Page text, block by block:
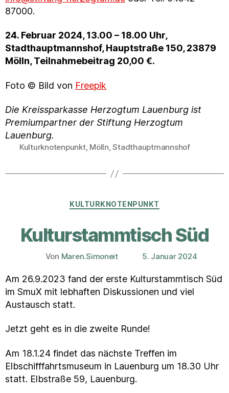
87000.
24. Februar 2024, 13.00 – 18.00 Uhr,
Stadthauptmannshof, Hauptstraße 150, 23879
Mölln, Teilnahmebeitrag 20,00 €.
Foto © Bild von Freepik
Die Kreissparkasse Herzogtum Lauenburg ist
Premiumpartner der Stiftung Herzogtum
Lauenburg.
Schlagwörter
Kulturknotenpunkt, Mölln,Stadthauptmannshof
Kategorien
KULTURKNOTENPUNKT
Kulturstammtisch Süd
Beitragsautor
Von Maren.Simoneit Veröffentlichungsdatum
5. Januar 2024
Am 26.9.2023 fand der erste Kulturstammtisch Süd
im SmuX mit lebhaften Diskussionen und viel
Austausch statt.
Jetzt geht es in die zweite Runde!
Am 18.1.24 findet das nächste Treffen im
Elbschifffahrtsmuseum in Lauenburg um 18.30 Uhr
statt. Elbstraße 59, Lauenburg.